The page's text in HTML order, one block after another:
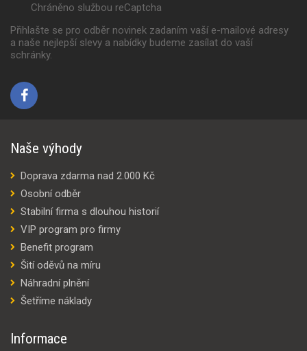
Chráněno službou reCaptcha
Přihlašte se pro odběr novinek zadaním vaší e-mailové adresy
a naše nejlepší slevy a nabídky budeme zasílat do vaší
schránky.
Naše výhody
Doprava zdarma nad 2.000 Kč
Osobní odběr
Stabilní firma s dlouhou historií
VIP program pro firmy
Benefit program
Šití oděvů na míru
Náhradní plnění
Šetříme náklady
Informace